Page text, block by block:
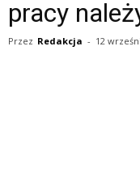
pracy
Przez Redakcja - 12